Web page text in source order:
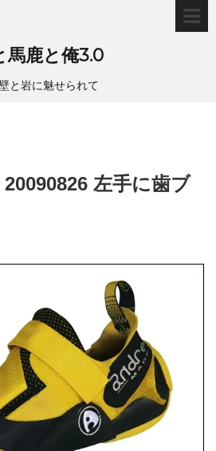
馬鹿と俺3.0
と岩に魅せられて
左手に歯ブ